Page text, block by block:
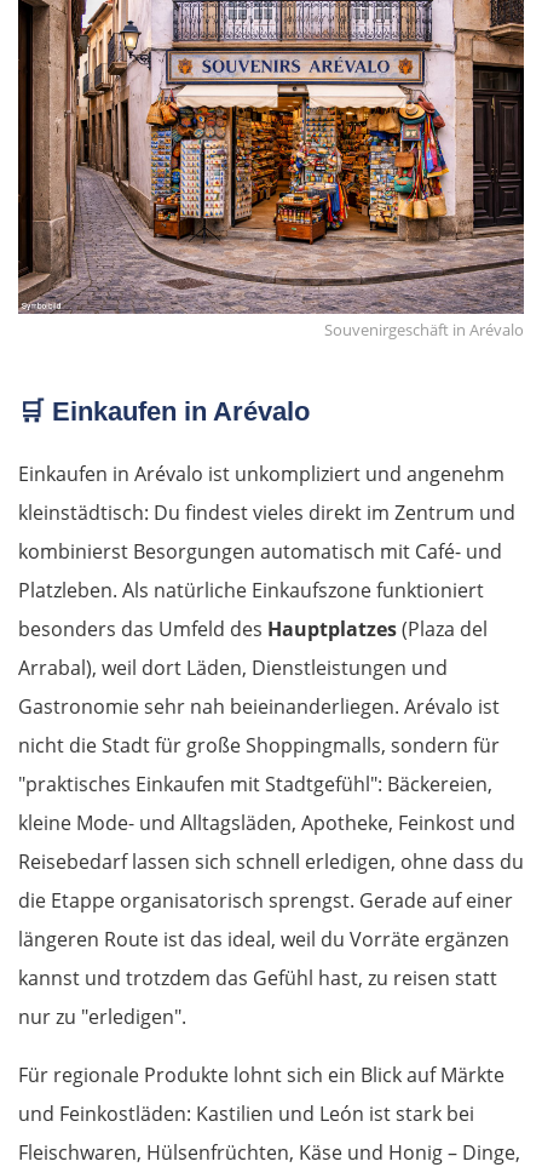
Souvenirgeschäft in Arévalo
🛒 Einkaufen in Arévalo
Einkaufen in Arévalo ist unkompliziert und angenehm
kleinstädtisch: Du findest vieles direkt im Zentrum und
kombinierst Besorgungen automatisch mit Café- und
Platzleben. Als natürliche Einkaufszone funktioniert
besonders das Umfeld des Hauptplatzes(Plaza del
Arrabal), weil dort Läden, Dienstleistungen und
Gastronomie sehr nah beieinanderliegen. Arévalo ist
nicht die Stadt für große Shoppingmalls, sondern für
"praktisches Einkaufen mit Stadtgefühl": Bäckereien,
kleine Mode- und Alltagsläden, Apotheke, Feinkost und
Reisebedarf lassen sich schnell erledigen, ohne dass du
die Etappe organisatorisch sprengst. Gerade auf einer
längeren Route ist das ideal, weil du Vorräte ergänzen
kannst und trotzdem das Gefühl hast, zu reisen statt
nur zu "erledigen".
Für regionale Produkte lohnt sich ein Blick auf Märkte
und Feinkostläden: Kastilien und León ist stark bei
Fleischwaren, Hülsenfrüchten, Käse und Honig – Dinge,